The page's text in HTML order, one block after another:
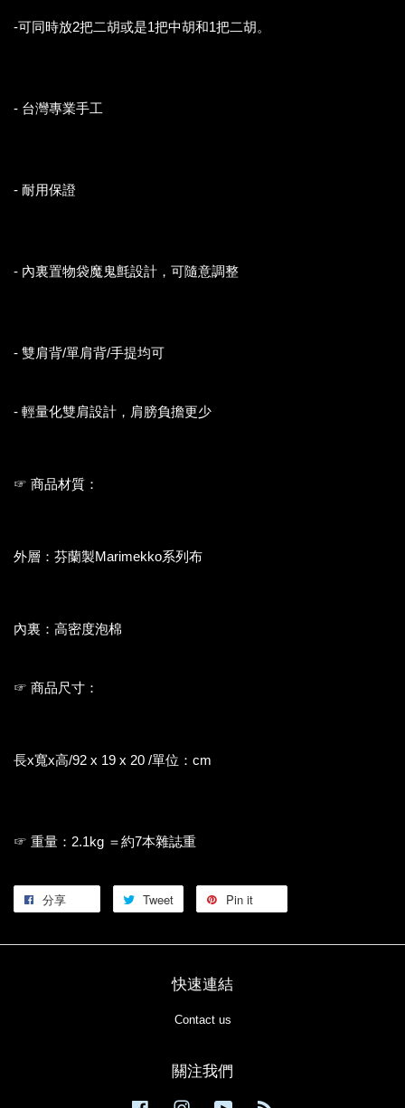
-可同時放2把二胡或是1把中胡和1把二胡。
- 台灣專業手工
- 耐用保證
- 內裏置物袋魔鬼氈設計，可隨意調整
- 雙肩背/單肩背/手提均可
- 輕量化雙肩設計，肩膀負擔更少
☞ 商品材質：
外層：芬蘭製Marimekko系列布
內裏：高密度泡棉
☞ 商品尺寸：
長x寬x高/92 x 19 x 20 /單位：cm
☞ 重量：2.1kg ＝約7本雜誌重
分享 Tweet Pin it
快速連結
Contact us
關注我們